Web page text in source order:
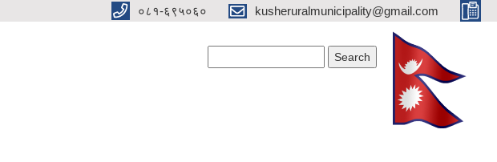
०८१-६९५०६० kusheruralmunicipality@gmail.com